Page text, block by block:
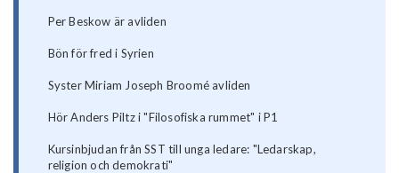
Per Beskow är avliden
Bön för fred i Syrien
Syster Miriam Joseph Broomé avliden
Hör Anders Piltz i "Filosofiska rummet" i P1
Kursinbjudan från SST till unga ledare: "Ledarskap,
religion och demokrati"